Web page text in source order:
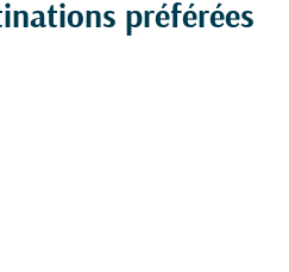
préférées